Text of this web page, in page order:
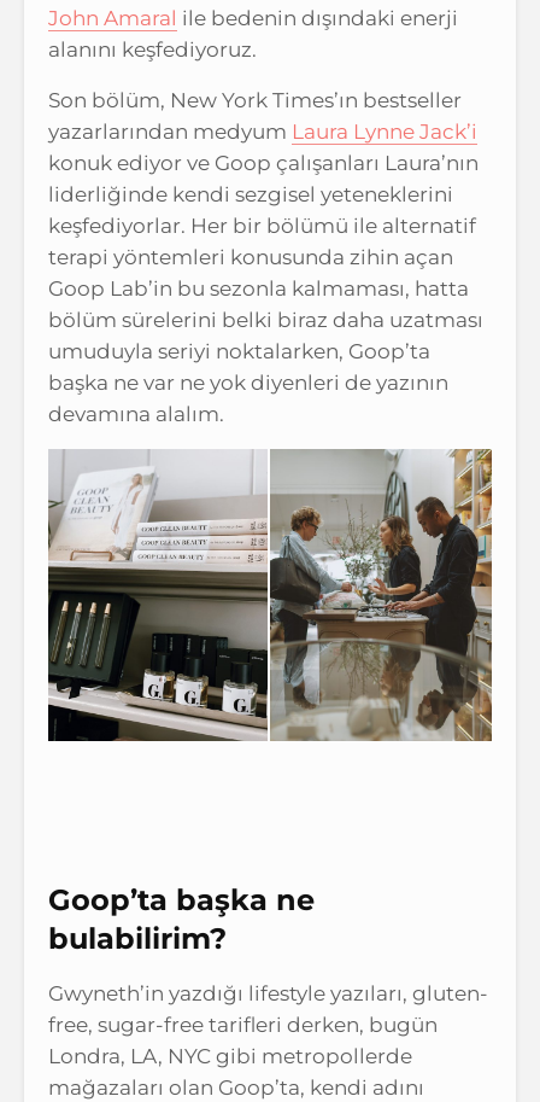
John Amaral ile bedenin dışındaki enerji
alanını keşfediyoruz.
Son bölüm, New York Times’ın bestseller
yazarlarından medyum Laura Lynne Jack’i
konuk ediyor ve Goop çalışanları Laura’nın
liderliğinde kendi sezgisel yeteneklerini
keşfediyorlar. Her bir bölümü ile alternatif
terapi yöntemleri konusunda zihin açan
Goop Lab’in bu sezonla kalmaması, hatta
bölüm sürelerini belki biraz daha uzatması
umuduyla seriyi noktalarken, Goop’ta
başka ne var ne yok diyenleri de yazının
devamına alalım.
Goop’ta başka ne
bulabilirim?
Gwyneth’in yazdığı lifestyle yazıları, gluten-
free, sugar-free tarifleri derken, bugün
Londra, LA, NYC gibi metropollerde
mağazaları olan Goop’ta, kendi adını